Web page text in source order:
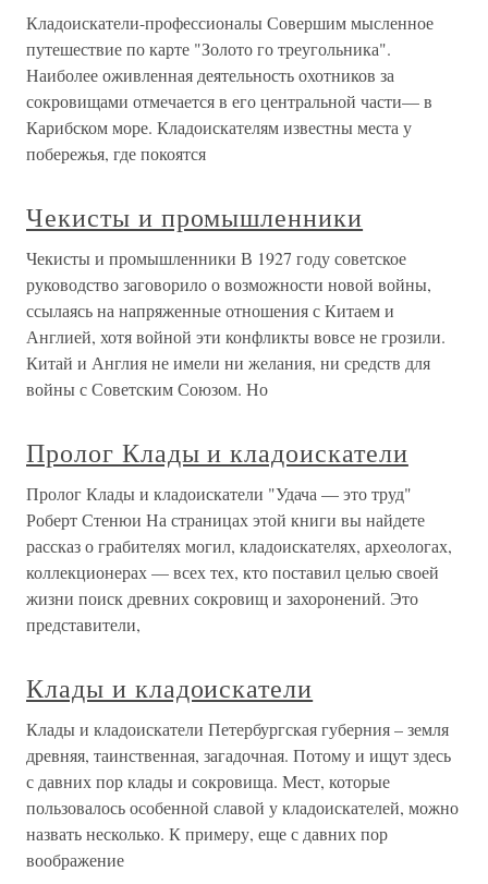
Кладоискатели-профессионалы Совершим мысленное
путешествие по карте "Золото го треугольника".
Наиболее оживленная деятельность охотников за
сокровищами отмечается в его центральной части— в
Карибском море. Кладоискателям известны места у
побережья, где покоятся
Чекисты и промышленники
Чекисты и промышленники В 1927 году советское
руководство заговорило о возможности новой войны,
ссылаясь на напряженные отношения с Китаем и
Англией, хотя войной эти конфликты вовсе не грозили.
Китай и Англия не имели ни желания, ни средств для
войны с Советским Союзом. Но
Пролог Клады и кладоискатели
Пролог Клады и кладоискатели "Удача — это труд"
Роберт Стенюи На страницах этой книги вы найдете
рассказ о грабителях могил, кладоискателях, археологах,
коллекционерах — всех тех, кто поставил целью своей
жизни поиск древних сокровищ и захоронений. Это
представители,
Клады и кладоискатели
Клады и кладоискатели Петербургская губерния – земля
древняя, таинственная, загадочная. Потому и ищут здесь
с давних пор клады и сокровища. Мест, которые
пользовалось особенной славой у кладоискателей, можно
назвать несколько. К примеру, еще с давних пор
воображение